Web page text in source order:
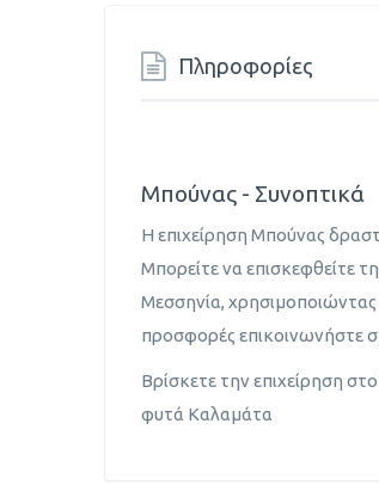
Πληροφορίες
Μπούνας - Συνοπτικά
Η επιχείρηση Μπούνας
Μπορείτε να επισκεφθείτε
Μεσσηνία, χρησιμοποιώντας
προσφορές επικοινωνήστε
Βρίσκετε την επιχείρηση
φυτά Καλαμάτα